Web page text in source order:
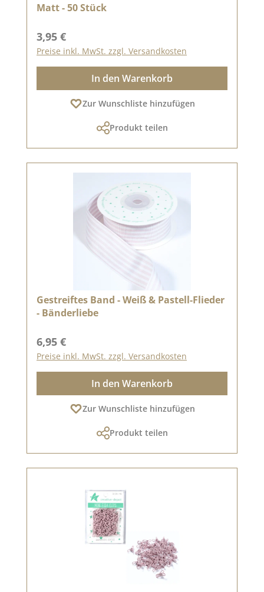
Matt - 50 Stück
Regulärer Preis:
3,95 €
Preise inkl. MwSt. zzgl. Versandkosten
In den Warenkorb
Zur Wunschliste hinzufügen
Produkt teilen
Gestreiftes Band - Weiß & Pastell-Flieder
- Bänderliebe
Regulärer Preis:
6,95 €
Preise inkl. MwSt. zzgl. Versandkosten
In den Warenkorb
Zur Wunschliste hinzufügen
Produkt teilen